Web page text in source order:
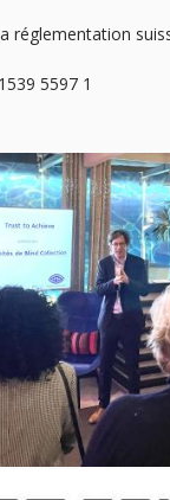
réglementation
5597 1